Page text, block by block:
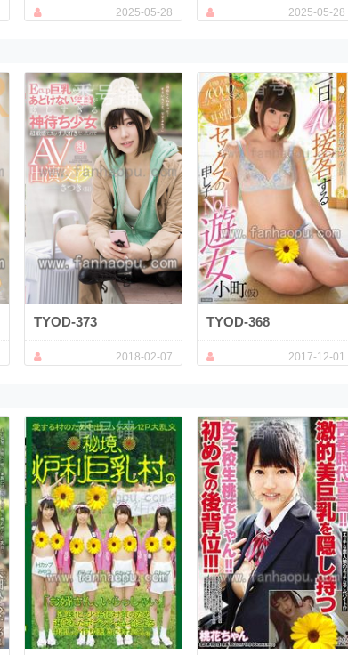
2025-05-28 2025-05-28
TYOD-373
2018-02-07
TYOD-368
2017-12-01